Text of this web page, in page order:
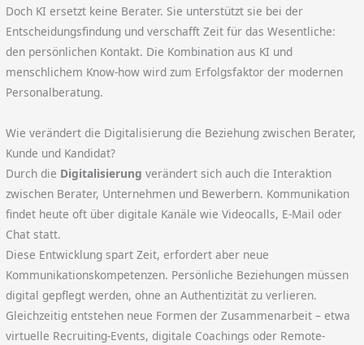
Doch KI ersetzt keine Berater. Sie unterstützt sie bei der
Entscheidungsfindung und verschafft Zeit für das Wesentliche:
den persönlichen Kontakt. Die Kombination aus KI und
menschlichem Know-how wird zum Erfolgsfaktor der modernen
Personalberatung.
Wie verändert die Digitalisierung die Beziehung zwischen Berater,
Kunde und Kandidat?
Durch die Digitalisierung verändert sich auch die Interaktion
zwischen Berater, Unternehmen und Bewerbern. Kommunikation
findet heute oft über digitale Kanäle wie Videocalls, E-Mail oder
Chat statt.
Diese Entwicklung spart Zeit, erfordert aber neue
Kommunikationskompetenzen. Persönliche Beziehungen müssen
digital gepflegt werden, ohne an Authentizität zu verlieren.
Gleichzeitig entstehen neue Formen der Zusammenarbeit – etwa
virtuelle Recruiting-Events, digitale Coachings oder Remote-